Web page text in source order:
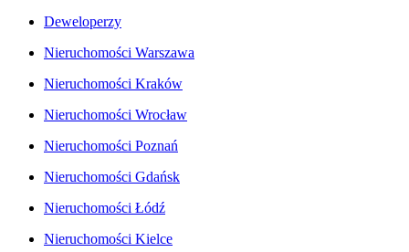
Deweloperzy
Nieruchomości Warszawa
Nieruchomości Kraków
Nieruchomości Wrocław
Nieruchomości Poznań
Nieruchomości Gdańsk
Nieruchomości Łódź
Nieruchomości Kielce